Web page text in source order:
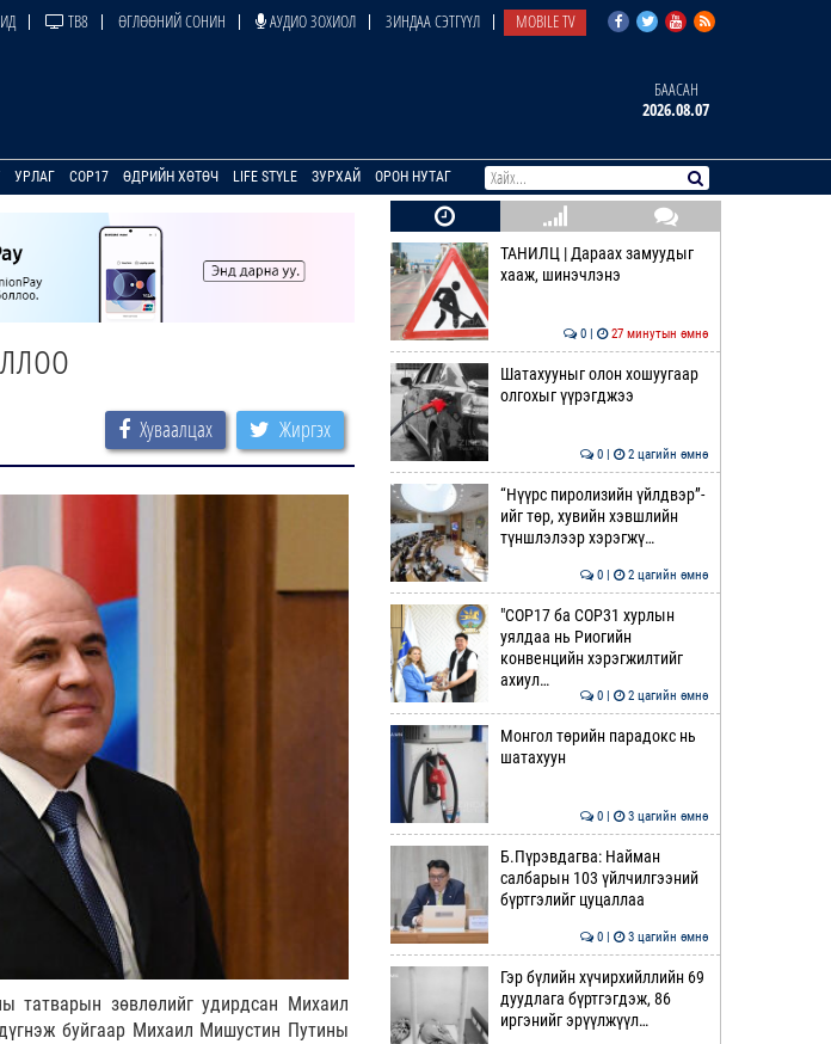
ТВ8 ӨГЛӨӨНИЙ СОНИН АУДИО ЗОХИОЛ ЗИНДАА СЭТГҮҮЛ MOBILE TV
БААСАН
2026.08.07
УРЛАГ COP17 ӨДРИЙН ХӨТӨЧ LIFE STYLE ЗУРХАЙ ОРОН НУТАГ
Хуваалцах Жиргэх
татварын зөвлөлийг удирдсан Михаил
буйгаар Михаил Мишустин Путины
ТАНИЛЦ | Дараах замуудыг
хааж, шинэчлэнэ
0 | 27 минутын өмнө
Шатахууныг олон хошуугаар
олгохыг үүрэгджээ
0 | 2 цагийн өмнө
“Нүүрс пиролизийн үйлдвэр”-
ийг төр, хувийн хэвшлийн
түншлэлээр хэрэгжү…
0 | 2 цагийн өмнө
"COP17 ба COP31 хурлын
уялдаа нь Риогийн
конвенцийн хэрэгжилтийг
ахиул…
0 | 2 цагийн өмнө
Монгол төрийн парадокс нь
шатахуун
0 | 3 цагийн өмнө
Б.Пүрэвдагва: Найман
салбарын 103 үйлчилгээний
бүртгэлийг цуцаллаа
0 | 3 цагийн өмнө
Гэр бүлийн хүчирхийллийн 69
дуудлага бүртгэгдэж, 86
иргэнийг эрүүлжүүл…